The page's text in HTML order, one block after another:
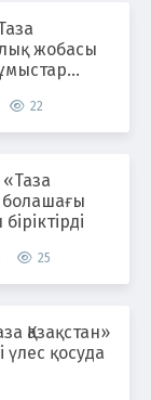
жобасы
22
болашағы
25
қосуда